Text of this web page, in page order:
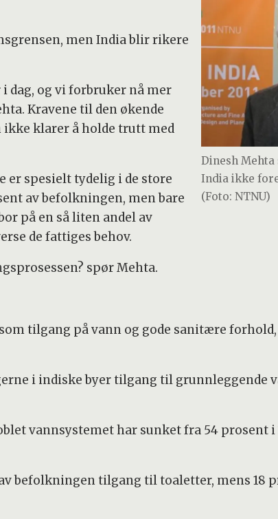
Dinesh
India ikke
(Foto: NTNU)
men India blir rikere
dag, og vi forbruker nå mer
Kravene til den økende
klarer å holde trutt med
er spesielt tydelig i de store
av befolkningen, men bare
på en så liten andel av
de fattiges behov.
spør Mehta.
tilgang på vann og gode sanitære
i indiske byer tilgang til grunnleggende
vannsystemet har sunket fra 54 prosent i
befolkningen tilgang til toaletter, mens 18